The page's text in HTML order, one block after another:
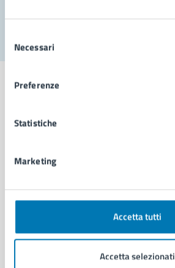
delNecessari
Preferenze
Statistiche
Marketing
Accetta tutti
Accetta selezionati
Comune di Napoli
AMMINISTRAZIONE
Organi di governo
Enti e fondazioni